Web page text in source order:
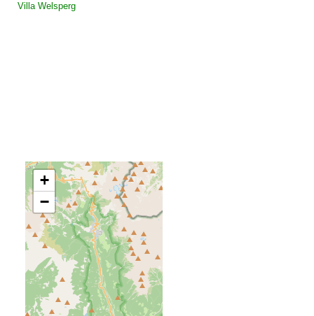
Villa Welsperg
+
−